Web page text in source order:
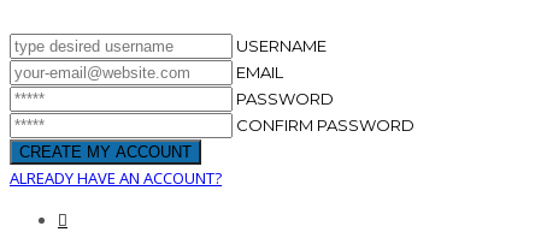
USERNAME
EMAIL
PASSWORD
CONFIRM PASSWORD
ALREADY HAVE AN ACCOUNT?